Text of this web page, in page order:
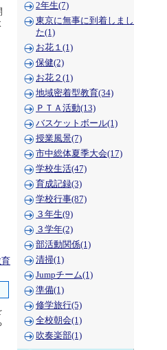
2年生(7)
東京に無事に到着しまし
た(1)
お花１(1)
保健(2)
お花２(1)
地域密着型教育(34)
ＰＴＡ活動(13)
バスケットボール(1)
授業風景(7)
市中総体夏季大会(17)
学校生活(47)
育成記録(3)
学校行事(87)
３年生(9)
３学年(2)
部活動関係(1)
清掃(1)
Jumpチーム(1)
準備(1)
修学旅行(5)
全校朝会(1)
吹奏楽部(1)